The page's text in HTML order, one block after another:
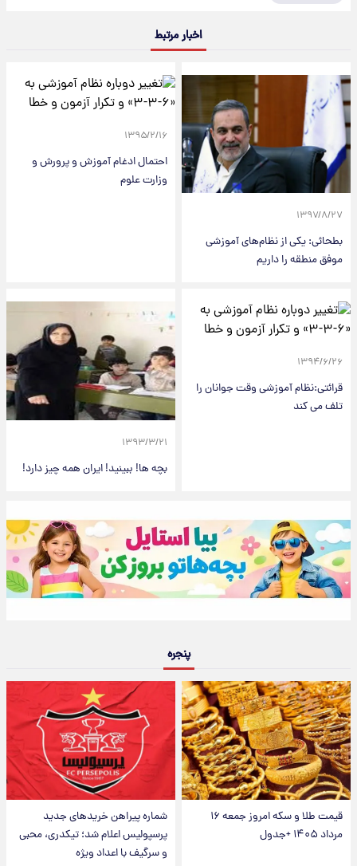
اخبار مرتبط
۱۳۹۷/۸/۲۷
بطحائی: یکی از نظام‌های آموزشی
موفق منطقه را داریم
۱۳۹۵/۲/۱۶
احتمال ادغام آموزش و پرورش و
وزارت علوم
۱۳۹۴/۶/۲۶
قرائتی:نظام آموزشی وقت جوانان را
تلف می کند
۱۳۹۳/۳/۲۱
بچه ها! ببینید! ایران همه چیز دارد!
پنجره
قیمت طلا و سکه امروز جمعه ۱۶
مرداد ۱۴۰۵ +جدول
شماره پیراهن خریدهای جدید
پرسپولیس اعلام شد؛ تیکدری، محبی
و سرگیف با اعداد ویژه